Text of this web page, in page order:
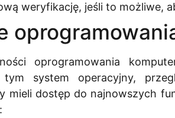
weryfikację, jeśli to możliwe,
oprogramowania
tym system operacyjny,
mieli dostęp do najnowszych